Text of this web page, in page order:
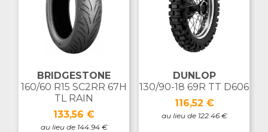
BRIDGESTONE
160/60 R15 SC2RR 67H
TL RAIN
Prix
133,56 €
au lieu de 144.94 €
DUNLOP
130/90-18 69R TT D606
Prix
116,52 €
au lieu de 122.46 €